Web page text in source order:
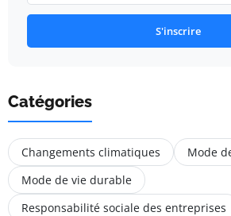
S'inscrire
Catégories
Changements climatiques
Mode
Mode de vie durable
Responsabilité sociale des entreprises